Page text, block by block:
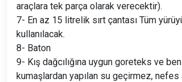
araçlara tek parça olarak verecektir).
7- En az 15 litrelik sırt çantası Tüm
kullanılacak.
8- Baton
9- Kış dağcılığına uygun goreteks ve
kumaşlardan yapılan su geçirmez,